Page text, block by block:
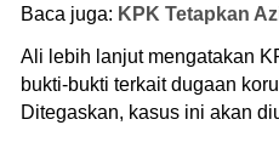
Baca juga: KPK Tetapkan
Ali lebih lanjut mengatakan
bukti-bukti terkait dugaan
Ditegaskan, kasus ini akan